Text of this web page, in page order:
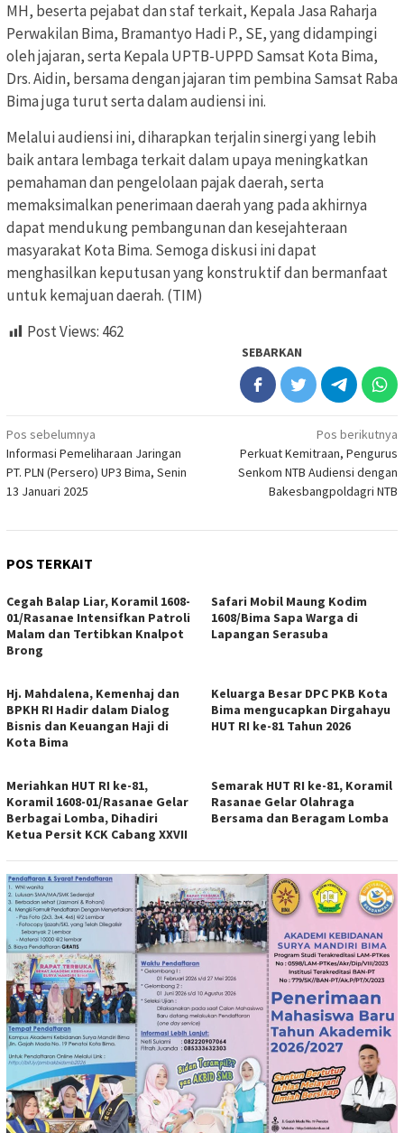
MH, beserta pejabat dan staf terkait, Kepala Jasa Raharja
Perwakilan Bima, Bramantyo Hadi P., SE, yang didampingi
oleh jajaran, serta Kepala UPTB-UPPD Samsat Kota Bima,
Drs. Aidin, bersama dengan jajaran tim pembina Samsat Raba
Bima juga turut serta dalam audiensi ini.
Melalui audiensi ini, diharapkan terjalin sinergi yang lebih
baik antara lembaga terkait dalam upaya meningkatkan
pemahaman dan pengelolaan pajak daerah, serta
memaksimalkan penerimaan daerah yang pada akhirnya
dapat mendukung pembangunan dan kesejahteraan
masyarakat Kota Bima. Semoga diskusi ini dapat
menghasilkan keputusan yang konstruktif dan bermanfaat
untuk kemajuan daerah. (TIM)
Post Views: 462
SEBARKAN
Navigasi
pos
Pos sebelumnya
Informasi Pemeliharaan Jaringan
PT. PLN (Persero) UP3 Bima, Senin
13 Januari 2025
Pos berikutnya
Perkuat Kemitraan, Pengurus
Senkom NTB Audiensi dengan
Bakesbangpoldagri NTB
POS TERKAIT
Cegah Balap Liar, Koramil 1608-
01/Rasanae Intensifkan Patroli
Malam dan Tertibkan Knalpot
Brong
Safari Mobil Maung Kodim
1608/Bima Sapa Warga di
Lapangan Serasuba
Hj. Mahdalena, Kemenhaj dan
BPKH RI Hadir dalam Dialog
Bisnis dan Keuangan Haji di
Kota Bima
Keluarga Besar DPC PKB Kota
Bima mengucapkan Dirgahayu
HUT RI ke-81 Tahun 2026
Meriahkan HUT RI ke-81,
Koramil 1608-01/Rasanae Gelar
Berbagai Lomba, Dihadiri
Ketua Persit KCK Cabang XXVII
Semarak HUT RI ke-81, Koramil
Rasanae Gelar Olahraga
Bersama dan Beragam Lomba